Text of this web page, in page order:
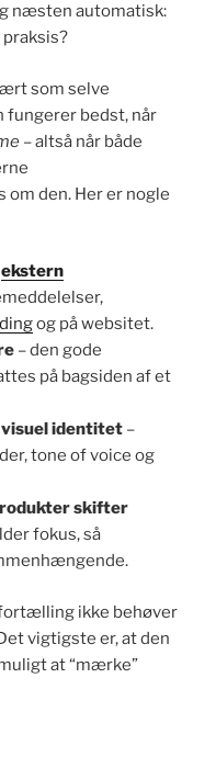
næsten automatisk:
praksis?
som selve
bedst, når
– altså når både
om den. Her er nogle
ekstern
og på websitet.
– den gode
på bagsiden af et
visuel identitet –
tone of voice og
skifter
fokus, så
ikke behøver
vigtigste er, at den
at “mærke”